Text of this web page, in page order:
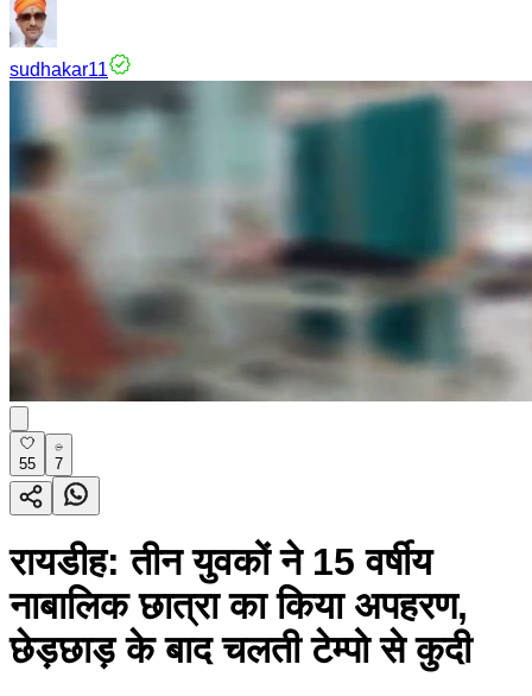
sudhakar11
55 7
रायडीह: तीन युवकों ने 15 वर्षीय
नाबालिक छात्रा का किया अपहरण,
छेड़छाड़ के बाद चलती टेम्पो से कुदी